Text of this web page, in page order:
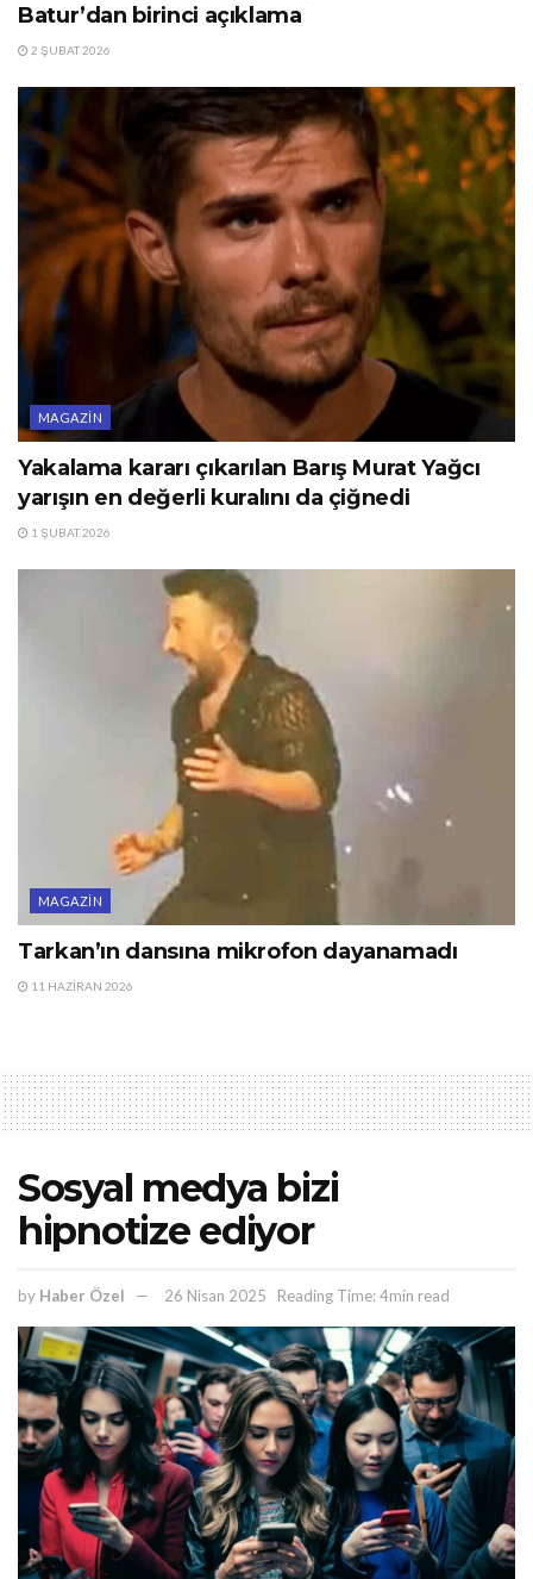
Batur’dan birinci açıklama
2 ŞUBAT 2026
MAGAZIN
Yakalama kararı çıkarılan Barış Murat Yağcı
yarışın en değerli kuralını da çiğnedi
1 ŞUBAT 2026
MAGAZIN
Tarkan’ın dansına mikrofon dayanamadı
11 HAZIRAN 2026
Sosyal medya bizi
hipnotize ediyor
by Haber Özel 26 Nisan 2025 Reading Time: 4min read